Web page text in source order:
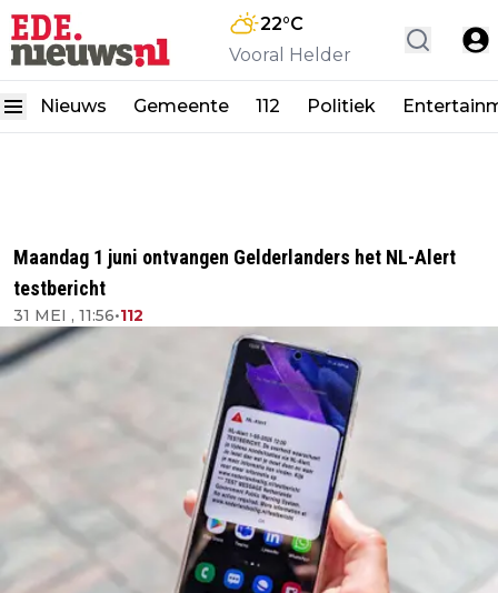
22°C
Vooral Helder
Nieuws Gemeente 112 Politiek
Maandag 1 juni ontvangen Gelderlanders het NL-Alert
testbericht
31 MEI , 11:56•112